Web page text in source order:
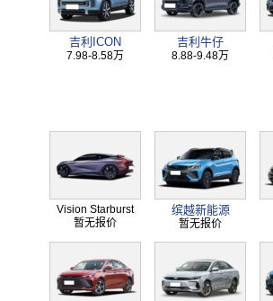
吉利ICON
7.98-8.58万
吉利牛仔
8.88-9.48万
Vision Starburst
暂无报价
缤越新能源
暂无报价